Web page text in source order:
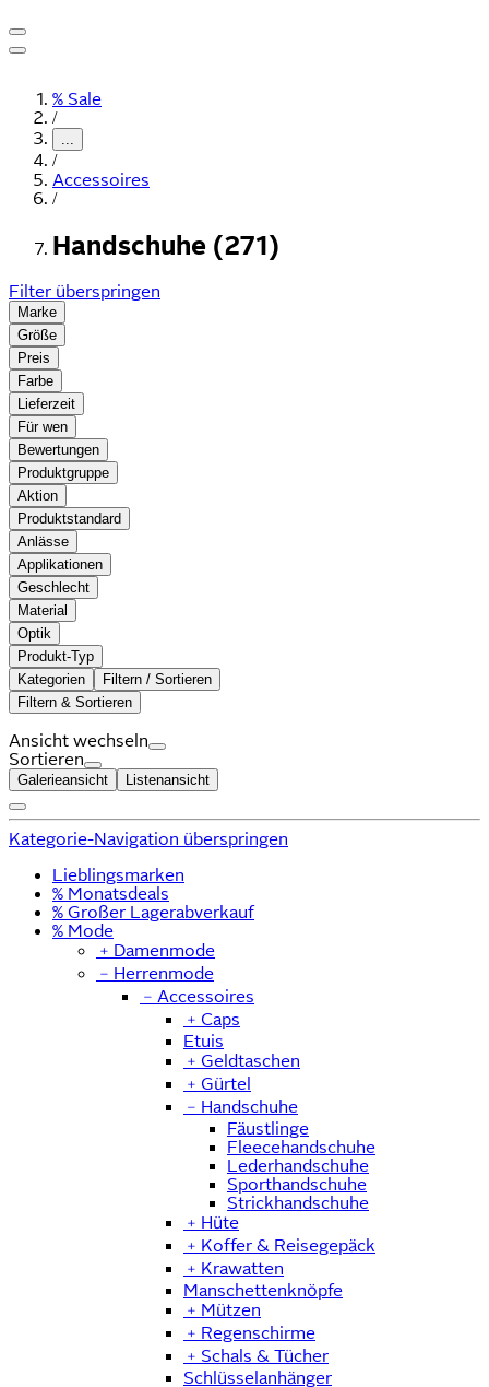
% Sale
/
...
/
Accessoires
/
Handschuhe (271)
Filter überspringen
Marke
Größe
Preis
Farbe
Lieferzeit
Für wen
Bewertungen
Produktgruppe
Aktion
Produktstandard
Anlässe
Applikationen
Geschlecht
Material
Optik
Produkt-Typ
Kategorien
Filtern / Sortieren
Filtern & Sortieren
Ansicht wechseln
Sortieren
Galerieansicht Listenansicht
Kategorie-Navigation überspringen
Lieblingsmarken
% Monatsdeals
% Großer Lagerabverkauf
% Mode
﹢ Damenmode
﹣ Herrenmode
﹣ Accessoires
﹢ Caps
Etuis
﹢ Geldtaschen
﹢ Gürtel
﹣ Handschuhe
Fäustlinge
Fleecehandschuhe
Lederhandschuhe
Sporthandschuhe
Strickhandschuhe
﹢ Hüte
﹢ Koffer & Reisegepäck
﹢ Krawatten
Manschettenknöpfe
﹢ Mützen
﹢ Regenschirme
﹢ Schals & Tücher
Schlüsselanhänger